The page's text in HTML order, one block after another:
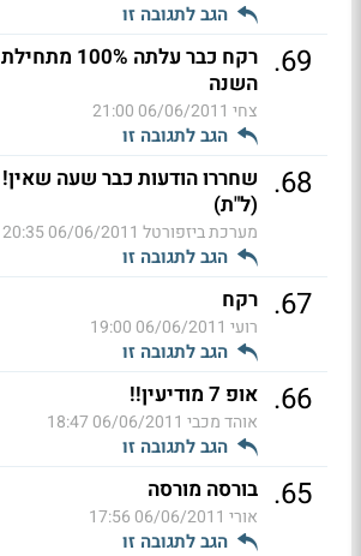
הגב לתגובה זו
69
.
רקח כבר עלתה 100% מתחילת
השנה
צחי 06/06/2011 21:00
הגב לתגובה זו
68
. שחררו הודעות כבר שעה שאין!
(ל"ת)
מערכת ביזפורטל 06/06/2011 20:35
הגב לתגובה זו
67
. רקח
רועי 06/06/2011 19:00
הגב לתגובה זו
66
. אופ 7 מודיעין!!
אוהד מכבי 06/06/2011 18:47
הגב לתגובה זו
65
. בורסה מורסה
אורי 06/06/2011 17:56
הגב לתגובה זו